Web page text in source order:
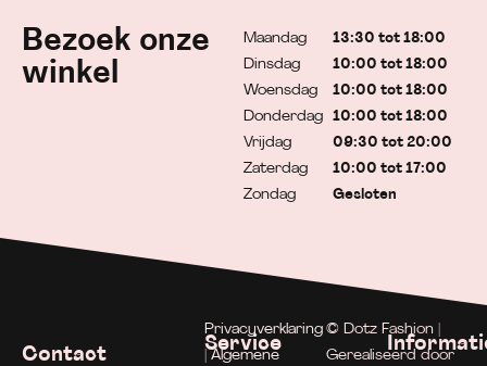
Bezoek onze
winkel
Maandag
Dinsdag
Woensdag
Donderdag
Vrijdag
Zaterdag
Zondag
13:30 tot 18:00
10:00 tot 18:00
10:00 tot 18:00
10:00 tot 18:00
09:30 tot 20:00
10:00 tot 17:00
Gesloten
Contact Service
Privacyverklaring
| Algemene
© Dotz Fashion |
Gerealiseerd door